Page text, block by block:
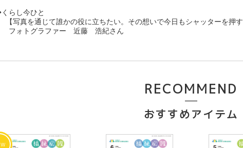
らし今ひと
写真を通じて誰かの役に立ちたい。その想いで今日もシャッターを押す
ォトグラファー　近藤　浩紀さん
RECOMMEND
おすすめアイテム